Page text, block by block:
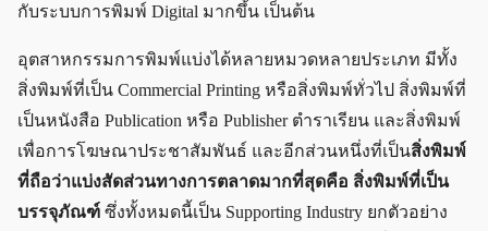
กับระบบการพิมพ์ Digital มากขึ้น เป็นต้น
อุตสาหกรรมการพิมพ์แบ่งได้หลายหมวดหลายประเภท มีทั้ง
สิ่งพิมพ์ที่เป็น Commercial Printing หรือสิ่งพิมพ์ทั่วไป สิ่งพิมพ์ที่
เป็นหนังสือ Publication หรือ Publisher ตำราเรียน และสิ่งพิมพ์
เพื่อการโฆษณาประชาสัมพันธ์ และอีกส่วนหนึ่งที่เป็นสิ่งพิมพ์
ที่ถือว่าแบ่งสัดส่วนทางการตลาดมากที่สุดคือ สิ่งพิมพ์ที่เป็น
บรรจุภัณฑ์ ซึ่งทั้งหมดนี้เป็น Supporting Industry ยกตัวอย่าง